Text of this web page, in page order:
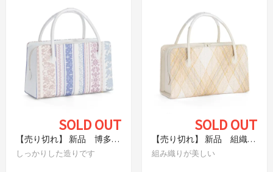
SOLD OUT
【売り切れ】 新品 博多織 利休バッグ パステルカラー
しっかりした造りです
SOLD OUT
【売り切れ】 新品 組織り利休バッグ 斜め格子 たんぽぽイエロー
組み織りが美しい